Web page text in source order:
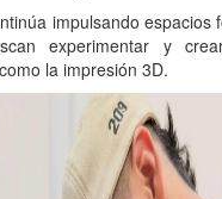
impulsando espacios
experimentar y
la impresión 3D.